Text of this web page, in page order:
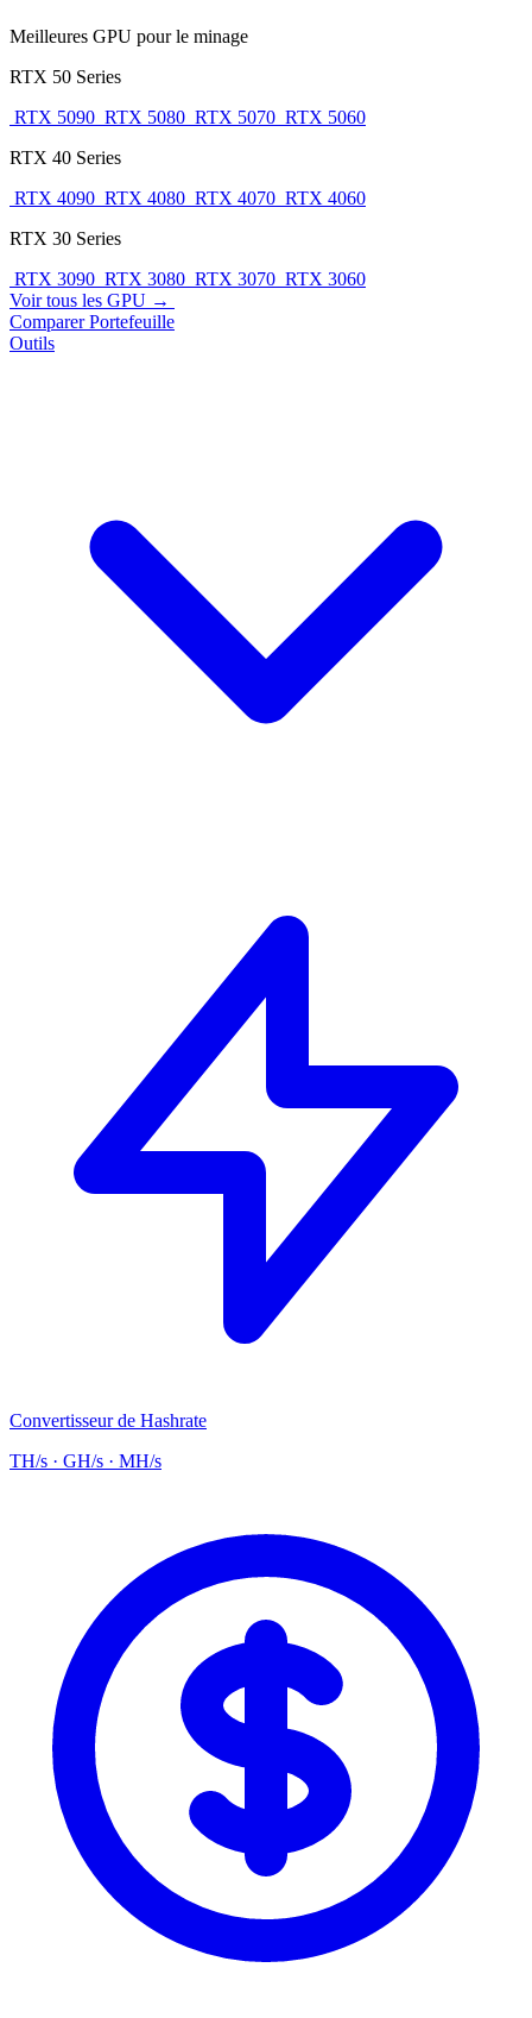
Meilleures GPU pour le minage
RTX 50 Series
RTX 5090 RTX 5080 RTX 5070 RTX 5060
RTX 40 Series
RTX 4090 RTX 4080 RTX 4070 RTX 4060
RTX 30 Series
RTX 3090 RTX 3080 RTX 3070 RTX 3060
Voir tous les GPU →
ComparerPortefeuille
Outils
Convertisseur de Hashrate
TH/s · GH/s · MH/s